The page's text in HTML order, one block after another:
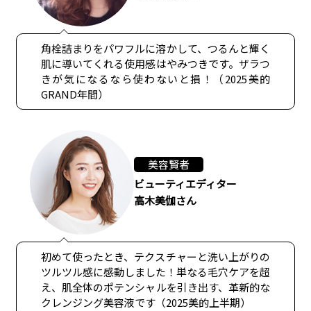
角栓詰まりをパワフルに溶かして、つるんと輝く
肌に導いてくれる使用感はやみつきです。ザラつ
きが気になるなら使わないと損！（2025美的
GRAND年間）
美容賢者
ビューティエディター
高木美伽さん
初めて使ったとき、テクスチャーと洗い上がりの
ツルツル感に感動しました！単なる毛穴ケアを超
え、肌全体のポテンシャルを引き出す、革新的な
クレンジング美容液です（2025美的上半期）